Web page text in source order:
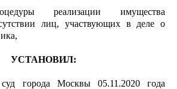
реализации имущества
лиц, участвующих в деле о
УСТАНОВИЛ:
города Москвы 05.11.2020 года